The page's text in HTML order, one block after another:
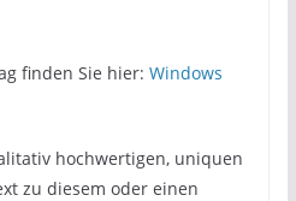
finden Sie hier: Windows
hochwertigen, uniquen
zu diesem oder einen